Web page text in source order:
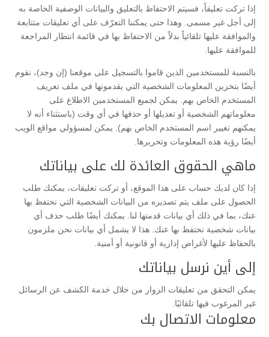
إذا تركت تعليقاً، فسيتم الاحتفاظ بالتعليق والبيانات الوصفية الخاصة به
إلى أجل غير مسمى. وهذا حتى يمكننا التعرّف على أي تعليقات متتابعة
والموافقة عليها تلقائياً بدلاً من الاحتفاظ بها في قائمة انتظار المراجعة
للموافقة عليها.
بالنسبة للمستخدمين الذين قاموا بالتسجيل على موقعنا (إن وجد)، نقوم
أيضًا بتخزين المعلومات الشخصية التي يقدمونها في ملف تعريف
المستخدم الخاص بهم. يمكن لجميع المستخدمين الاطلاع على
معلوماتهم الشخصية أو تعديلها أو حذفها في أي وقت (باستثناء أنه لا
يمكنهم تغيير اسم المستخدم الخاص بهم). يمكن لمسؤولي مواقع الويب
أيضًا رؤية هذه المعلومات وتحريرها.
ماهي الحقوق العائدة لك على بياناتك
إذا كان لديك حساب على هذا الموقع، أو تركت تعليقات، يمكنك طلب
الحصول على ملف يتم تصديره من البيانات الشخصية التي نحتفظ بها
عنك، بما في ذلك أي بيانات قدمتها لنا. يمكنك أيضًا طلب حذف أي
بيانات شخصية نحتفظ بها عنك. هذا لا يشمل أي بيانات نحن ملزمون
بالحفاظ عليها لأغراض إدارية أو قانونية أو أمنية.
إلى أين نرسل بياناتك
يمكن التحقق من تعليقات الزوار من خلال خدمة الكشف عن الرسائل
غير المرغوب فيها تلقائيًا.
معلومات الاتصال بك